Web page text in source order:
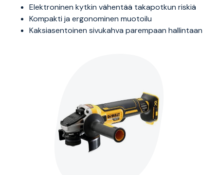
Elektroninen kytkin vähentää takapotkun riskiä
Kompakti ja ergonominen muotoilu
Kaksiasentoinen sivukahva parempaan hallintaan